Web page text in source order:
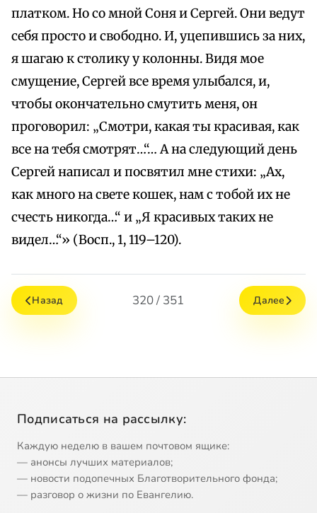
платком. Но со мной Соня и Сергей. Они ведут
себя просто и свободно. И, уцепившись за них,
я шагаю к столику у колонны. Видя мое
смущение, Сергей все время улыбался, и,
чтобы окончательно смутить меня, он
проговорил: „Смотри, какая ты красивая, как
все на тебя смотрят…“… А на следующий день
Сергей написал и посвятил мне стихи: „Ах,
как много на свете кошек, нам с тобой их не
счесть никогда…“ и „Я красивых таких не
видел…“» (Восп., 1, 119–120).
Назад 320 / 351 Далее
Подписаться на рассылку:
Каждую неделю в вашем почтовом ящике:
— анонсы лучших материалов;
— новости подопечных Благотворительного фонда;
— разговор о жизни по Евангелию.